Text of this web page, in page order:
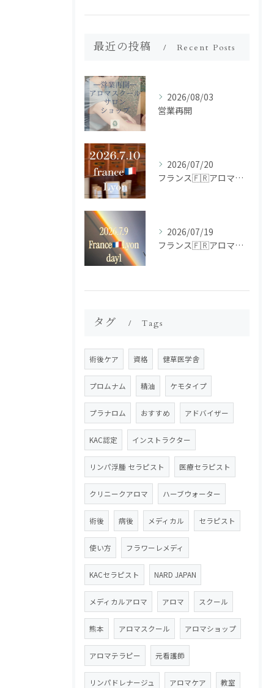
最近の投稿 Recent Posts
2026/08/03
営業再開
2026/07/20
フランス🇫🇷アロマ研修ツアー𝗱𝗮𝘆𝟮
2026/07/19
フランス🇫🇷アロマ研修ツアー𝗱𝗮𝘆𝟭
タグ Tags
術後ケア 資格 健草医学舎
プロムナム 精油 ケモタイプ
プラナロム おすすめ アドバイザー
KAC認定 インストラクター
リンパ浮腫 セラピスト 医療セラピスト
クリニークアロマ ハーブウォーター
術後 病後 メディカル セラピスト
使い方 フラワーレメディ
KACセラピスト NARD JAPAN
メディカルアロマ アロマ スクール
熊本 アロマスクール アロマショップ
アロマテラピー 元看護師
リンパドレナージュ アロマケア 教室